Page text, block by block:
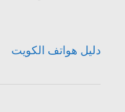
دليل هواتف الكويت